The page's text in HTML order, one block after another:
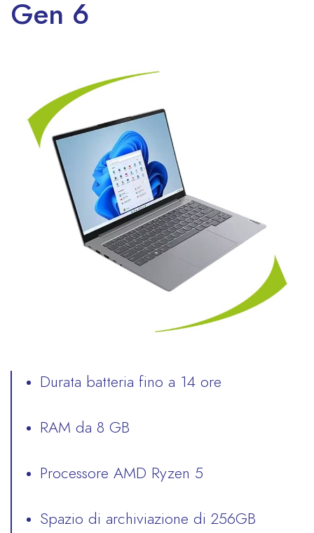
Gen 6
Durata batteria fino a 14 ore
RAM da 8 GB
Processore AMD Ryzen 5
Spazio di archiviazione di 256GB